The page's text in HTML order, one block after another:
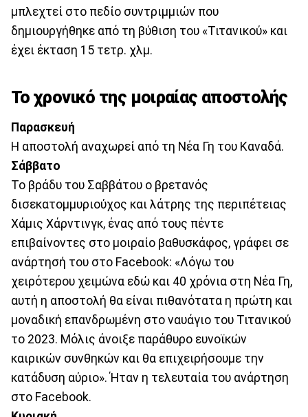
μπλεχτεί στο πεδίο συντριμμιών που
δημιουργήθηκε από τη βύθιση του «Τιτανικού» και
έχει έκταση 15 τετρ. χλμ.
Το χρονικό της μοιραίας αποστολής
Παρασκευή
Η αποστολή αναχωρεί από τη Νέα Γη του Καναδά.
Σάββατο
Το βράδυ του Σαββάτου ο βρετανός
δισεκατομμυριούχος και λάτρης της περιπέτειας
Χάμις Χάρντινγκ, ένας από τους πέντε
επιβαίνοντες στο μοιραίο βαθυσκάφος, γράφει σε
ανάρτησή του στο Facebook: «Λόγω του
χειρότερου χειμώνα εδώ και 40 χρόνια στη Νέα Γη,
αυτή η αποστολή θα είναι πιθανότατα η πρώτη και
μοναδική επανδρωμένη στο ναυάγιο του Τιτανικού
το 2023. Μόλις άνοιξε παράθυρο ευνοϊκών
καιρικών συνθηκών και θα επιχειρήσουμε την
κατάδυση αύριο». Ήταν η τελευταία του ανάρτηση
στο Facebook.